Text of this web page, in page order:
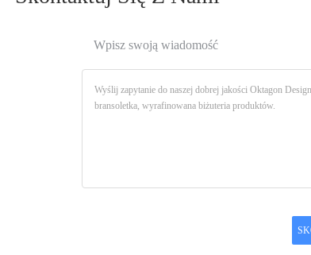
Wpisz swoją wiadomość